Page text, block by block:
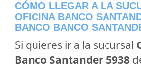
CÓMO LLEGAR A LA
OFICINA BANCO
BANCO BANCO
Si quieres ir a la sucursal
Banco Santander 5938